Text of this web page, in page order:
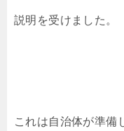
説明を受けました。
これは自治体が準備